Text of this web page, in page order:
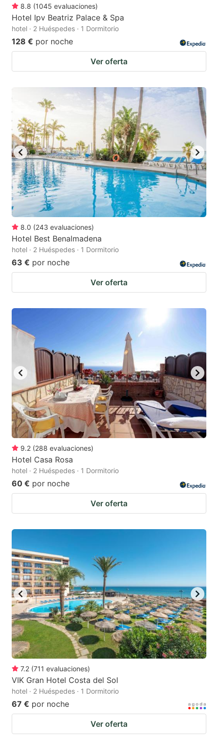
8.8 (1045 evaluaciones)
Hotel Ipv Beatriz Palace & Spa
hotel · 2 Huéspedes · 1 Dormitorio
128 € por noche
Ver oferta
8.0 (243 evaluaciones)
Hotel Best Benalmadena
hotel · 2 Huéspedes · 1 Dormitorio
63 € por noche
Ver oferta
9.2 (288 evaluaciones)
Hotel Casa Rosa
hotel · 2 Huéspedes · 1 Dormitorio
60 € por noche
Ver oferta
7.2 (711 evaluaciones)
VIK Gran Hotel Costa del Sol
hotel · 2 Huéspedes · 1 Dormitorio
67 € por noche
Ver oferta